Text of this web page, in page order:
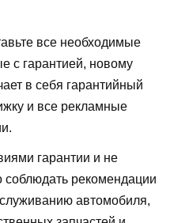
все необходимые
с гарантией, новому
в себя гарантийный
и все рекламные
гарантии и не
рекомендации
автомобиля,